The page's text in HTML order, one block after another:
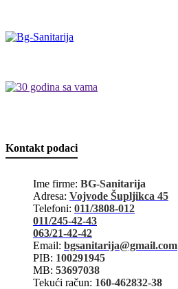
Kontakt podaci
Ime firme: BG-Sanitarija
Adresa: Vojvode Šupljikca 45
Telefoni: 011/3808-012
011/245-42-43
063/21-42-42
Email: bgsanitarija@gmail.com
PIB: 100291945
MB: 53697038
Tekući račun: 160-462832-38